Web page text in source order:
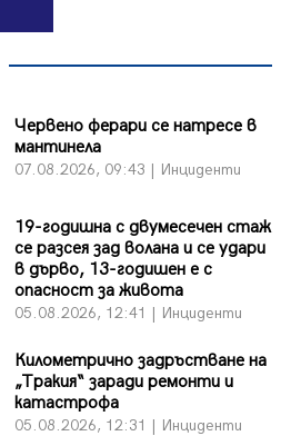
Червено ферари се натресе в
мантинела
07.08.2026, 09:43 | Инциденти
19-годишна с двумесечен стаж
се разсея зад волана и се удари
в дърво, 13-годишен е с
опасност за живота
05.08.2026, 12:41 | Инциденти
Километрично задръстване на
„Тракия“ заради ремонти и
катастрофа
05.08.2026, 12:31 | Инциденти